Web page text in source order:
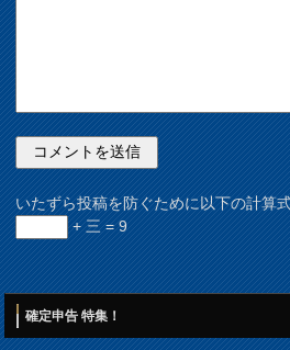
いたずら投稿を防ぐために以下の計算
+ 三 = 9
確定申告 特集！